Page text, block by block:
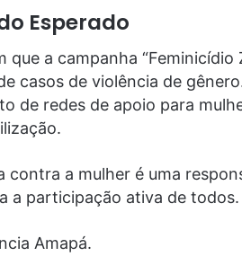
Esperado
que a campanha “Feminicídio
casos de violência de
de redes de apoio para
contra a mulher é uma
a participação ativa de todos.
Amapá.